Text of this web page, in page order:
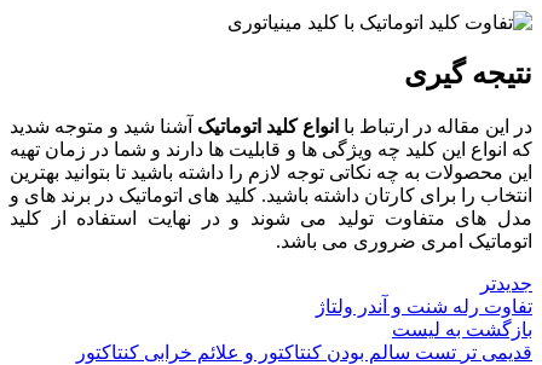
نتیجه گیری
در این مقاله در ارتباط با انواع کلید اتوماتیک آشنا شید و متوجه شدید
که انواع این کلید چه ویژگی ها و قابلیت ها دارند و شما در زمان تهیه
این محصولات به چه نکاتی توجه لازم را داشته باشید تا بتوانید بهترین
انتخاب را برای کارتان داشته باشید. کلید های اتوماتیک در برند های و
مدل های متفاوت تولید می شوند و در نهایت استفاده از کلید
اتوماتیک امری ضروری می باشد.
جدیدتر
تفاوت رله شنت و آندر ولتاژ
بازگشت به لیست
قدیمی تر تست سالم بودن کنتاکتور و علائم خرابی کنتاکتور